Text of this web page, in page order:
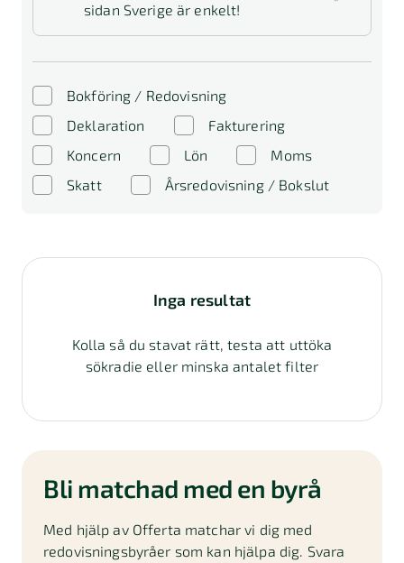
sidan Sverige är enkelt!
Bokföring / Redovisning
Deklaration
Fakturering
Koncern
Lön
Moms
Skatt
Årsredovisning / Bokslut
Inga resultat
Kolla så du stavat rätt, testa att uttöka
sökradie eller minska antalet filter
Bli matchad med en byrå
Med hjälp av Offerta matchar vi dig med
redovisningsbyråer som kan hjälpa dig. Svara